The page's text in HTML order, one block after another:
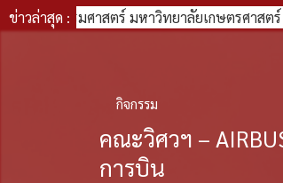
ข่าวล่าสุด :
วกรรมศาสตร์ มหาวิทยาลัยเกษตรศาสตร์ ได้จัด
กิจกรรม
คณะวิศวฯ –
การบิน